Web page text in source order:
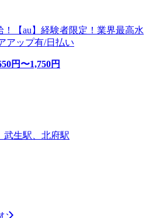
！【au】経験者限定！業界最高水
アップ有/日払い
円〜1,750円
武生駅、北府駅